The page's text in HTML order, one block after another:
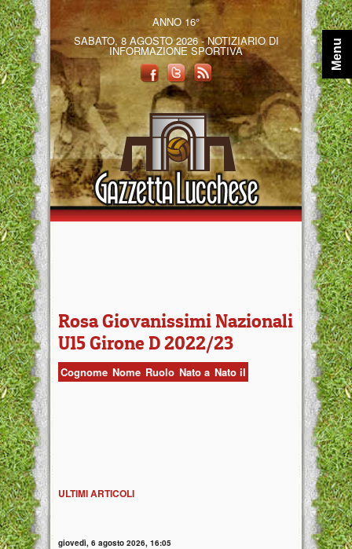
ANNO 16°
SABATO, 8 AGOSTO 2026 - NOTIZIARIO DI
INFORMAZIONE SPORTIVA
Rosa Giovanissimi Nazionali
U15 Girone D 2022/23
Cognome Nome Ruolo Nato a Nato il
ULTIMI ARTICOLI
giovedì, 6 agosto 2026, 16:05
Menu